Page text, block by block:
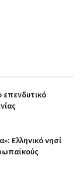
επενδυτικό
Ελληνικό νησί